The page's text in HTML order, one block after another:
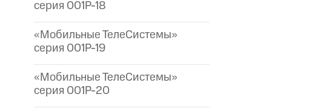
серия 001P-18
«Мобильные ТелеСистемы»
серия 001P-19
«Мобильные ТелеСистемы»
серия 001P-20